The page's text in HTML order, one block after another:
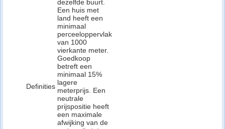
Definities
dezelfde buurt.
Een huis met
land heeft een
minimaal
perceeloppervlak
van 1000
vierkante meter.
Goedkoop
betreft een
minimaal 15%
lagere
meterprijs. Een
neutrale
prijspositie heeft
een maximale
afwijking van de